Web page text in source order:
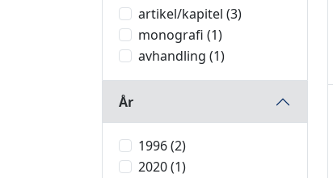
artikel/kapitel (3)
monografi (1)
avhandling (1)
År
1996 (2)
2020 (1)